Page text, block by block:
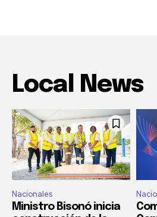
Local News
Nacionales
Ministro Bisonó inicia